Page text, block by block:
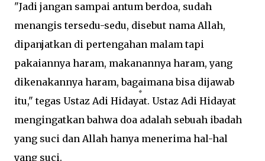
"Jadi jangan sampai antum berdoa, sudah
menangis tersedu-sedu, disebut nama Allah,
dipanjatkan di pertengahan malam tapi
pakaiannya haram, makanannya haram, yang
dikenakannya haram, bagaimana bisa dijawab
itu," tegas Ustaz Adi Hidayat. Ustaz Adi Hidayat
mengingatkan bahwa doa adalah sebuah ibadah
yang suci dan Allah hanya menerima hal-hal
yang suci.